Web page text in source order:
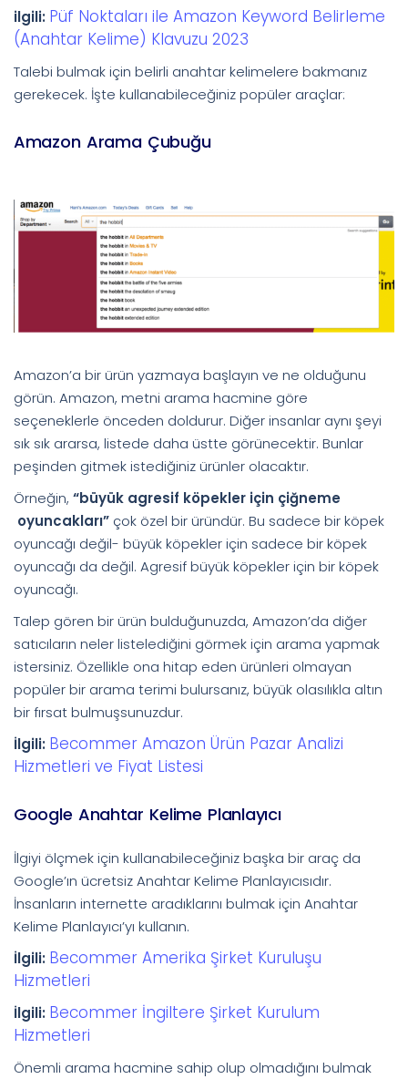
ilgili: Püf Noktaları ile Amazon Keyword Belirleme
(Anahtar Kelime) Klavuzu 2023
Talebi bulmak için belirli anahtar kelimelere bakmanız
gerekecek. İşte kullanabileceğiniz popüler araçlar:
Amazon Arama Çubuğu
Amazon’a bir ürün yazmaya başlayın ve ne olduğunu
görün. Amazon, metni arama hacmine göre
seçeneklerle önceden doldurur. Diğer insanlar aynı şeyi
sık sık ararsa, listede daha üstte görünecektir. Bunlar
peşinden gitmek istediğiniz ürünler olacaktır.
Örneğin, “büyük agresif köpekler için çiğneme
oyuncakları” çok özel bir üründür. Bu sadece bir köpek
oyuncağı değil- büyük köpekler için sadece bir köpek
oyuncağı da değil. Agresif büyük köpekler için bir köpek
oyuncağı.
Talep gören bir ürün bulduğunuzda, Amazon’da diğer
satıcıların neler listelediğini görmek için arama yapmak
istersiniz. Özellikle ona hitap eden ürünleri olmayan
popüler bir arama terimi bulursanız, büyük olasılıkla altın
bir fırsat bulmuşsunuzdur.
İlgili: Becommer Amazon Ürün Pazar Analizi
Hizmetleri ve Fiyat Listesi
Google Anahtar Kelime Planlayıcı
İlgiyi ölçmek için kullanabileceğiniz başka bir araç da
Google’ın ücretsiz Anahtar Kelime Planlayıcısıdır.
İnsanların internette aradıklarını bulmak için Anahtar
Kelime Planlayıcı’yı kullanın.
İlgili: Becommer Amerika Şirket Kuruluşu
Hizmetleri
İlgili: Becommer İngiltere Şirket Kurulum
Hizmetleri
Önemli arama hacmine sahip olup olmadığını bulmak